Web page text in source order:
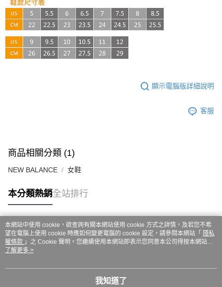
３．安心：先確認商品／服務後，再付款。
【「AFTEE先享後付」結帳流程】
１．於結帳方式選擇「AFTEE先享後付」後，將跳轉至「AFTEE先享後付」
結帳頁面，進行簡訊認證並確認金額後，即可完成結帳。
２．訂單成立數日內，您將收到繳費通知簡訊。
３．收到繳費通知簡訊後14天內，點擊此簡訊中的連結，可透過四大超商／
購買商品的店家。未經商家同意取消之訂單仍視為有效，需透過AFTEE先享
是否繳費成功／繳費後需取消欲退款等相關疑問，請聯繫「AFTEE先享後付
１．透過由恩沛科技股份有限公司提供之「AFTEE先享後付」服務完成之交
易，需依本服務之必要範圍內提供個人資料，並將交易相關給付款項請求債
權轉讓予恩沛科技股份有限公司。
２．關於個人資料處理事宜，請瀏覽以下網址：
３．未成年的使用者請事先徵得法定代理人或監護人之同意方可使用
時審查核予不同之上限額度；若仍有額度不足之情形，本公司將視審查結果
請求用戶進行身份認證。
５．嚴禁一人註冊多個帳號或使用他人資訊註冊。若發現惡意使用之情形，
恩沛科技股份有限公司將有權停止該用戶之使用額度並採取法律行動。
全家取貨付款
每筆NT$60，滿NT$999(含以上)免運費
付款後全家取貨
每筆NT$60，滿NT$999(含以上)免運費
每筆NT$80，滿NT$999(含以上)免運費
顯示電腦版詳細說明
客服
商品相關分類 (1)
NEW BALANCE 女鞋
本分類熱銷全站排行
熱門標籤
本網站中使用 cookie，欲查詢有關本網站使用 cookie 方式之詳情，及若您不希
望在電腦上使用 cookie 時應如何變更電腦的 cookie 設定，請參閱本網站「 隱私
權條款 」之 Cookie 聲明。您繼續使用本網站即表示您同意本公司得按本網站使
用條款之 Cookie 聲明使用 cookie。
了解更多 >
我知道了